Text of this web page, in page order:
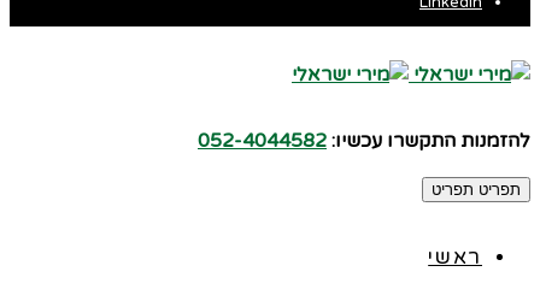
להזמנות התקשרו עכשיו: 052-4044582
תפריט תפריט
ראשי